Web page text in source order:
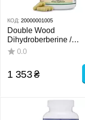
КОД: 20000001005
Double Wood
Dihydroberberine /
Дигідроберберин
крові 100 мг 60 капсул
0.0
1 353₴